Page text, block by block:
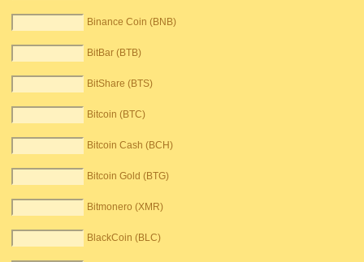
Binance Coin (BNB)
BitBar (BTB)
BitShare (BTS)
Bitcoin (BTC)
Bitcoin Cash (BCH)
Bitcoin Gold (BTG)
Bitmonero (XMR)
BlackCoin (BLC)